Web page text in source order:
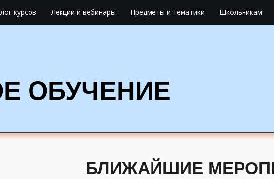
курсов Лекции и вебинары Предметы и тематики Школьникам
ОБУЧЕНИЕ
БЛИЖАЙШИЕ